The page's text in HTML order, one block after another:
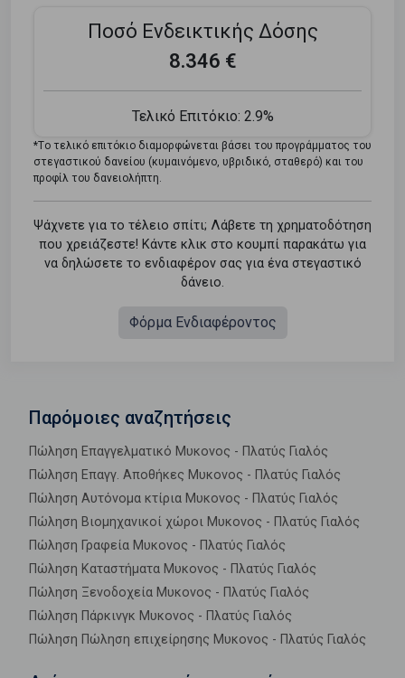
Ποσό Ενδεικτικής Δόσης
8.346 €
Τελικό Επιτόκιο: 2.9%
*Tο τελικό επιτόκιο διαμορφώνεται βάσει του προγράμματος του
στεγαστικού δανείου (κυμαινόμενο, υβριδικό, σταθερό) και του
προφίλ του δανειολήπτη.
Ψάχνετε για το τέλειο σπίτι; Λάβετε τη χρηματοδότηση
που χρειάζεστε! Κάντε κλικ στο κουμπί παρακάτω για
να δηλώσετε το ενδιαφέρον σας για ένα στεγαστικό
δάνειο.
Φόρμα Ενδιαφέροντος
Παρόμοιες αναζητήσεις
Πώληση Επαγγελματικό Μυκονος - Πλατύς Γιαλός
Πώληση Επαγγ. Αποθήκες Μυκονος - Πλατύς Γιαλός
Πώληση Αυτόνομα κτίρια Μυκονος - Πλατύς Γιαλός
Πώληση Βιομηχανικοί χώροι Μυκονος - Πλατύς Γιαλός
Πώληση Γραφεία Μυκονος - Πλατύς Γιαλός
Πώληση Καταστήματα Μυκονος - Πλατύς Γιαλός
Πώληση Ξενοδοχεία Μυκονος - Πλατύς Γιαλός
Πώληση Πάρκινγκ Μυκονος - Πλατύς Γιαλός
Πώληση Πώληση επιχείρησης Μυκονος - Πλατύς Γιαλός